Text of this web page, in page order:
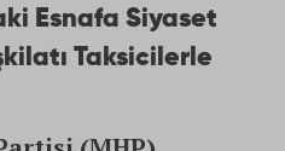
Esnafa Siyaset
Taksicilerle